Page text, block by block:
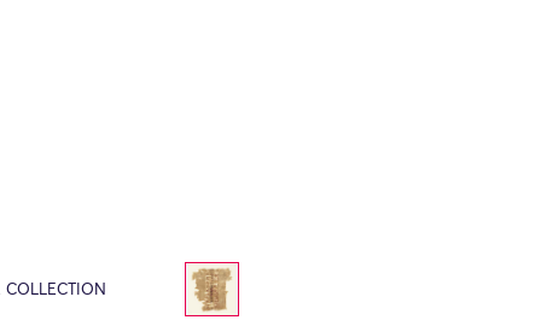
COLLECTION